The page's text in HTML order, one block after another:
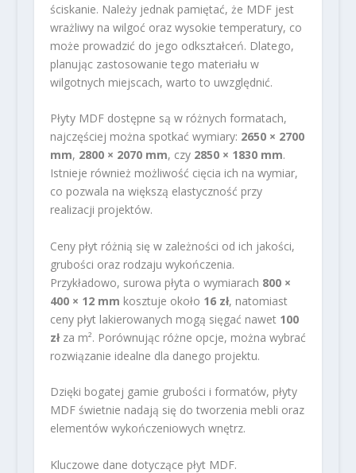
ściskanie. Należy jednak pamiętać, że MDF jest
wrażliwy na wilgoć oraz wysokie temperatury, co
może prowadzić do jego odkształceń. Dlatego,
planując zastosowanie tego materiału w
wilgotnych miejscach, warto to uwzględnić.
Płyty MDF dostępne są w różnych formatach,
najczęściej można spotkać wymiary: 2650 × 2700
mm, 2800 × 2070 mm, czy 2850 × 1830 mm.
Istnieje również możliwość cięcia ich na wymiar,
co pozwala na większą elastyczność przy
realizacji projektów.
Ceny płyt różnią się w zależności od ich jakości,
grubości oraz rodzaju wykończenia.
Przykładowo, surowa płyta o wymiarach 800 ×
400 × 12 mm kosztuje około 16 zł, natomiast
ceny płyt lakierowanych mogą sięgać nawet 100
złza m². Porównując różne opcje, można wybrać
rozwiązanie idealne dla danego projektu.
Dzięki bogatej gamie grubości i formatów, płyty
MDF świetnie nadają się do tworzenia mebli oraz
elementów wykończeniowych wnętrz.
Kluczowe dane dotyczące płyt MDF.